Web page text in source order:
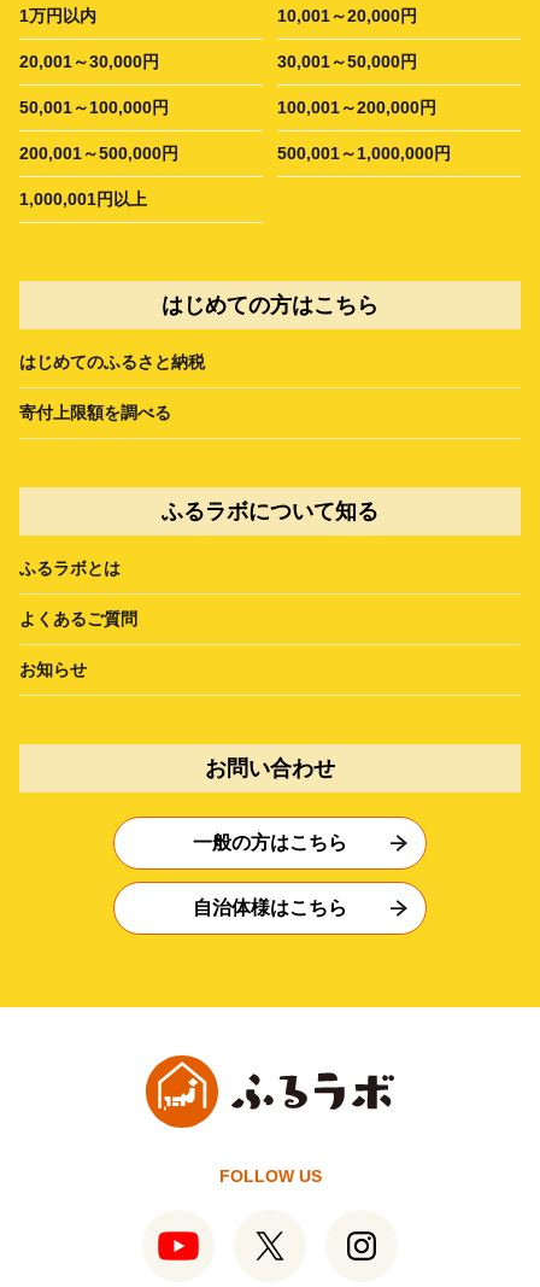
1万円以内 10,001～20,000円
20,001～30,000円 30,001～50,000円
50,001～100,000円 100,001～200,000円
200,001～500,000円 500,001～1,000,000円
1,000,001円以上
はじめての方はこちら
はじめてのふるさと納税
寄付上限額を調べる
ふるラボについて知る
ふるラボとは
よくあるご質問
お知らせ
お問い合わせ
一般の方はこちら
自治体様はこちら
FOLLOW US